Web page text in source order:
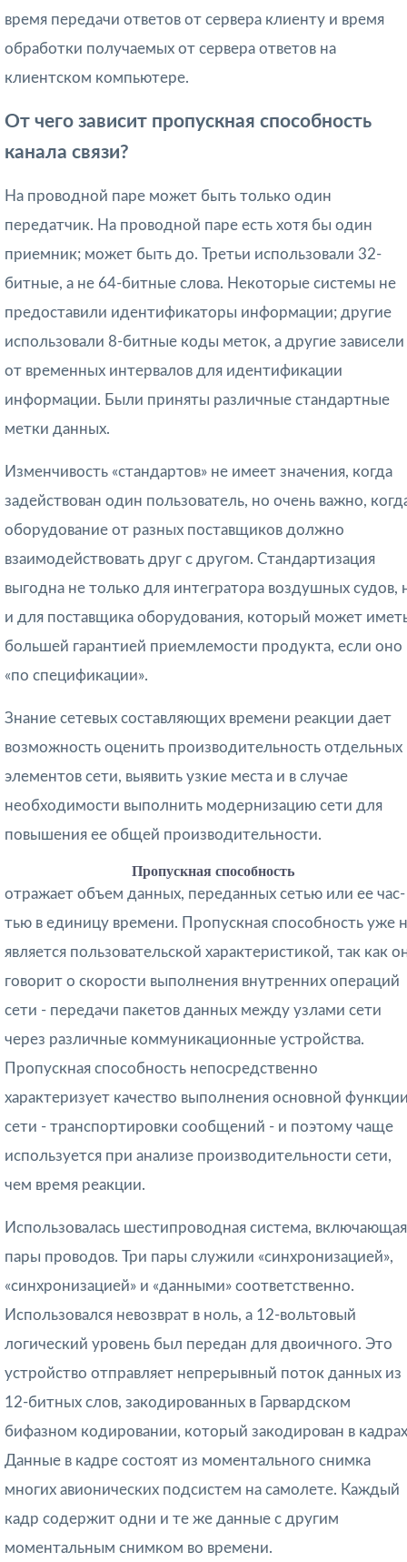
время передачи ответов от сервера клиенту и время
обработки получаемых от сер­вера ответов на
клиентском компьютере.
От чего зависит пропускная способность
канала связи?
На проводной паре может быть только один
передатчик. На проводной паре есть хотя бы один
приемник; может быть до. Третьи использовали 32-
битные, а не 64-битные слова. Некоторые системы не
предоставили идентификаторы информации; другие
использовали 8-битные коды меток, а другие зависели
от временных интервалов для идентификации
информации. Были приняты различные стандартные
метки данных.
Изменчивость «стандартов» не имеет значения, когда
задействован один пользователь, но очень важно,
оборудование от разных поставщиков должно
взаимодействовать друг с другом. Стандартизация
выгодна не только для интегратора воздушных судов,
и для поставщика оборудования, который может
большей гарантией приемлемости продукта, если оно
«по спецификации».
Знание сетевых составляющих времени реакции дает
возможность оценить производительность отдельных
элементов сети, выявить узкие места и в случае
необходимости выполнить модернизацию сети для
повышения ее общей произво­дительности.
Пропускная способность
отражает объем данных, переданных сетью или ее час­
тью в единицу времени. Пропускная способность уже
является пользователь­ской характеристикой, так как
говорит о скорости выполнения внутренних операций
сети - передачи пакетов данных между узлами сети
через различные коммуникационные устройства.
Пропускная способность непосредственно
характеризует качество выполнения основной
сети - транспортировки сообщений - и поэтому чаще
используется при анализе производительности сети,
чем время реакции.
Использовалась шестипроводная система,
пары проводов. Три пары служили «синхронизацией»,
«синхронизацией» и «данными» соответственно.
Использовался невозврат в ноль, а 12-вольтовый
логический уровень был передан для двоичного. Это
устройство отправляет непрерывный поток данных из
12-битных слов, закодированных в Гарвардском
бифазном кодировании, который закодирован в
Данные в кадре состоят из моментального снимка
многих авионических подсистем на самолете. Каждый
кадр содержит одни и те же данные с другим
моментальным снимком во времени.